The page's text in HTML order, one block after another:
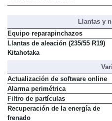
Servicios conectados
Llantas y
Equipo reparapinchazos
Llantas de aleación (235/55 R19)
Actualización de software online
Alarma perimétrica
Filtro de partículas
Recuperación de la energía de